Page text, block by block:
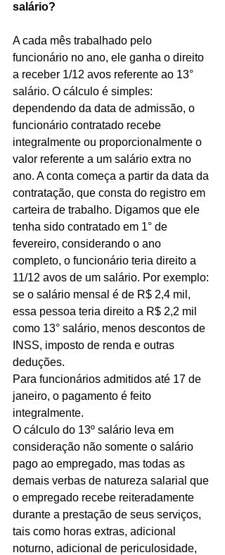
salário?
A cada mês trabalhado pelo
funcionário no ano, ele ganha o direito
a receber 1/12 avos referente ao 13°
salário. O cálculo é simples:
dependendo da data de admissão, o
funcionário contratado recebe
integralmente ou proporcionalmente o
valor referente a um salário extra no
ano. A conta começa a partir da data da
contratação, que consta do registro em
carteira de trabalho. Digamos que ele
tenha sido contratado em 1° de
fevereiro, considerando o ano
completo, o funcionário teria direito a
11/12 avos de um salário. Por exemplo:
se o salário mensal é de R$ 2,4 mil,
essa pessoa teria direito a R$ 2,2 mil
como 13° salário, menos descontos de
INSS, imposto de renda e outras
deduções.
Para funcionários admitidos até 17 de
janeiro, o pagamento é feito
integralmente.
O cálculo do 13º salário leva em
consideração não somente o salário
pago ao empregado, mas todas as
demais verbas de natureza salarial que
o empregado recebe reiteradamente
durante a prestação de seus serviços,
tais como horas extras, adicional
noturno, adicional de periculosidade,